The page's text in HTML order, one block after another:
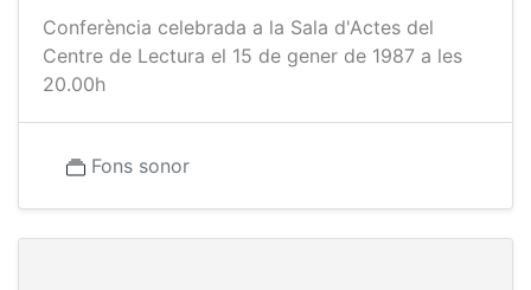
Conferència celebrada a la Sala d'Actes del
Centre de Lectura el 15 de gener de 1987 a les
20.00h
Fons sonor